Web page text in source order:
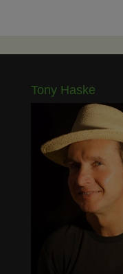
Tony Haske